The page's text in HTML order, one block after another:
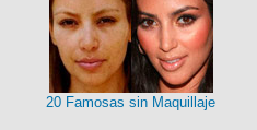
20 Famosas sin Maquillaje